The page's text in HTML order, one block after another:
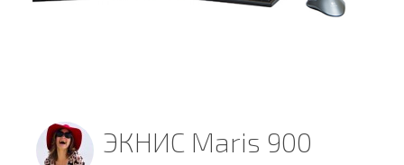
ЭКНИС Maris 900